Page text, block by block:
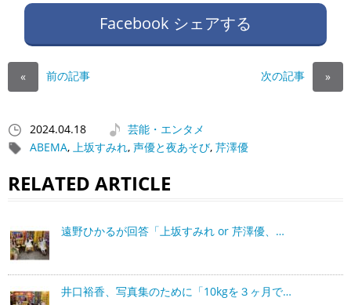
Facebook シェアする
« 前の記事 次の記事 »
2024.04.18
芸能・エンタメ
ABEMA, 上坂すみれ, 声優と夜あそび, 芹澤優
RELATED ARTICLE
遠野ひかるが回答「上坂すみれ or 芹澤優、…
井口裕香、写真集のために「10kgを３ヶ月で…